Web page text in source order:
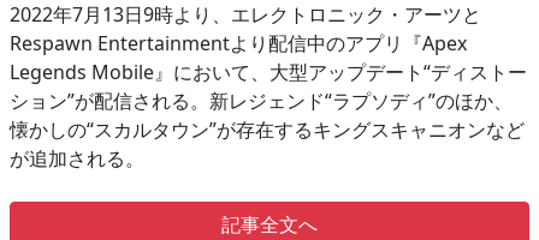
2022年7月13日9時より、エレクトロニック・アーツと
Respawn Entertainmentより配信中のアプリ『Apex
Legends Mobile』において、大型アップデート“ディストー
ション”が配信される。新レジェンド“ラプソディ”のほか、
懐かしの“スカルタウン”が存在するキングスキャニオンなど
が追加される。
記事全文へ